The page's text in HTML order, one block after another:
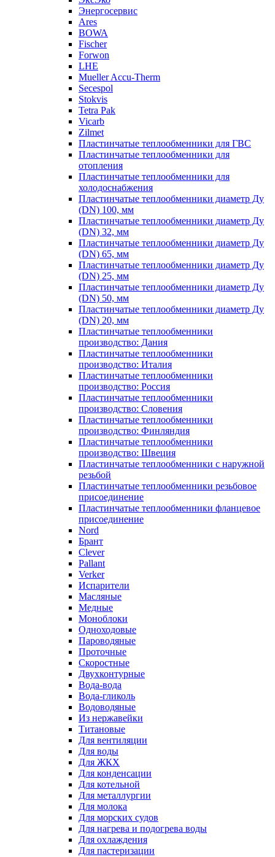
Энергосервис
Ares
BOWA
Fischer
Forwon
LHE
Mueller Accu-Therm
Secespol
Stokvis
Tetra Pak
Vicarb
Zilmet
Пластинчатые теплообменники для ГВС
Пластинчатые теплообменники для
отопления
Пластинчатые теплообменники для
холодоснабжения
Пластинчатые теплообменники диаметр Ду
(DN) 100, мм
Пластинчатые теплообменники диаметр Ду
(DN) 32, мм
Пластинчатые теплообменники диаметр Ду
(DN) 65, мм
Пластинчатые теплообменники диаметр Ду
(DN) 25, мм
Пластинчатые теплообменники диаметр Ду
(DN) 50, мм
Пластинчатые теплообменники диаметр Ду
(DN) 20, мм
Пластинчатые теплообменники
производство: Дания
Пластинчатые теплообменники
производство: Италия
Пластинчатые теплообменники
производство: Россия
Пластинчатые теплообменники
производство: Словения
Пластинчатые теплообменники
производство: Финляндия
Пластинчатые теплообменники
производство: Швеция
Пластинчатые теплообменники с наружной
резьбой
Пластинчатые теплообменники резьбовое
присоединение
Пластинчатые теплообменники фланцевое
присоединение
Nord
Брант
Clever
Pallant
Verker
Испарители
Масляные
Медные
Моноблоки
Одноходовые
Пароводяные
Проточные
Скоростные
Двухконтурные
Вода-вода
Вода-гликоль
Водоводяные
Из нержавейки
Титановые
Для вентиляции
Для воды
Для ЖКХ
Для конденсации
Для котельной
Для металлургии
Для молока
Для морских судов
Для нагрева и подогрева воды
Для охлаждения
Для пастеризации